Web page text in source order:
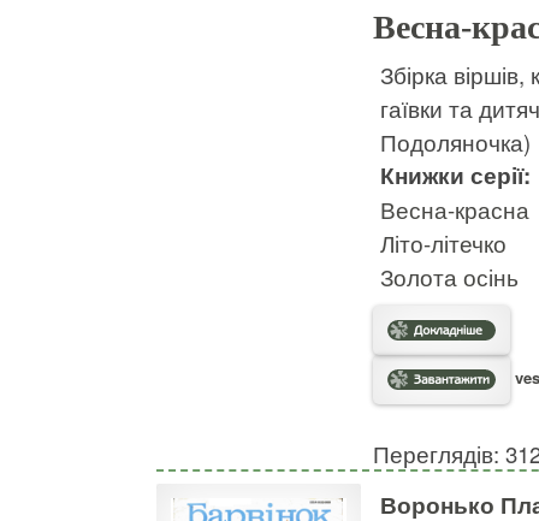
Весна-
Збірка
гаївки та
Подоляночка)
Книжки серії:
Весна-красна
Літо-літечко
Золота осінь
Переглядів:
Воронько